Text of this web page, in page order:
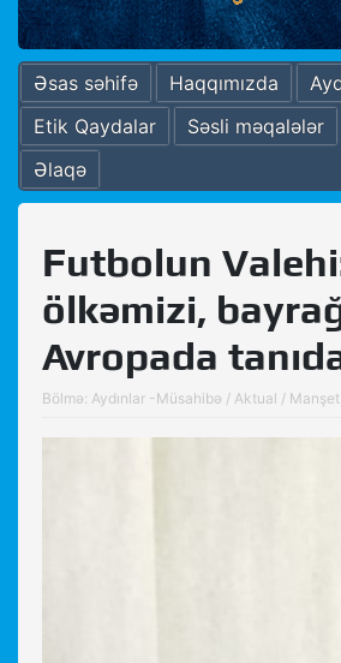
Əsas səhifə Haqqımızda
Etik Qaydalar
Səsli məqalələr
Əlaqə
Futbolun
ölkəmizi,
Avropada
Bölmə: Aydınlar -Müsahibə / Aktual / Manşet